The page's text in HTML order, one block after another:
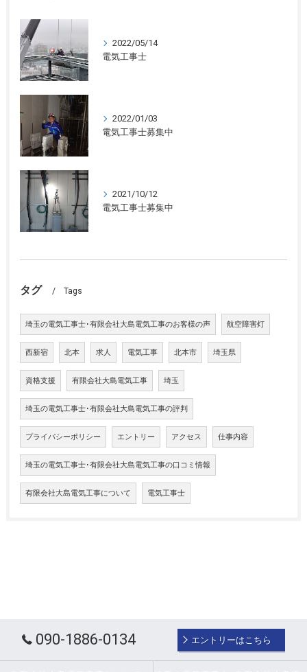
2022/05/14
電気工事士
2022/01/03
電気工事士募集中
2021/10/12
電気工事士募集中
タグ Tags
埼玉の電気工事士･有限会社大島電気工事のお客様の声 航空障害灯
西新宿 北本 求人 電気工事 北本市 埼玉県
資格支援 有限会社大島電気工事 埼玉
埼玉の電気工事士･有限会社大島電気工事の評判
プライバシーポリシー エントリー アクセス 仕事内容
埼玉の電気工事士･有限会社大島電気工事の口コミ情報
有限会社大島電気工事について 電気工事士
090-1886-0134 エントリーはこちら